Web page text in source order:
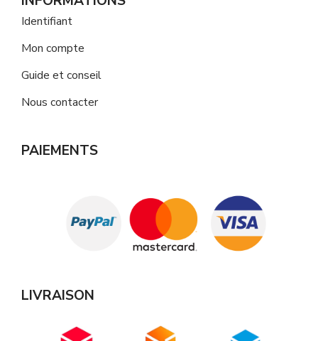
Identifiant
Mon compte
Guide et conseil
Nous contacter
PAIEMENTS
LIVRAISON